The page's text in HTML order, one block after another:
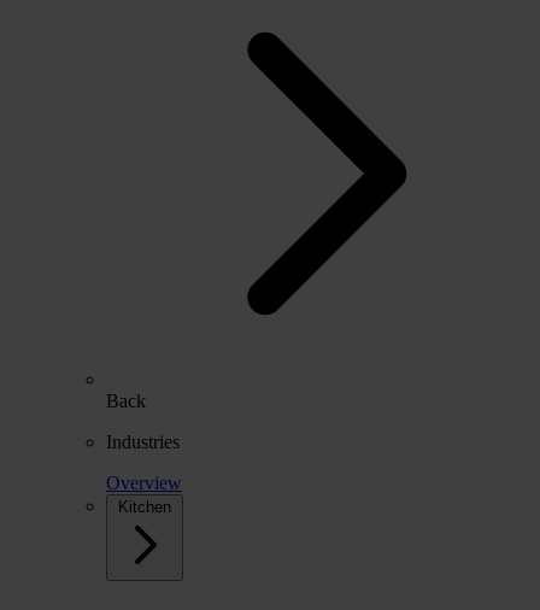
Back
Industries
Overview
Kitchen